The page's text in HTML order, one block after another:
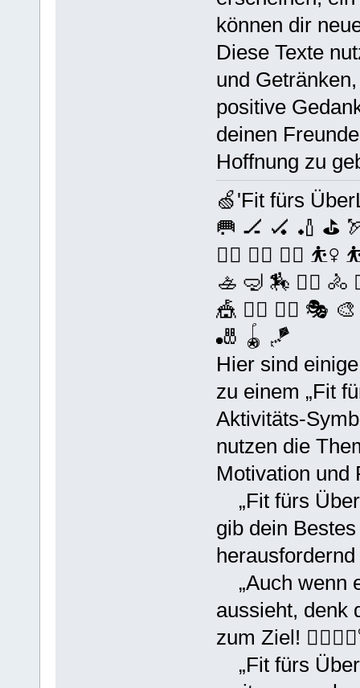
können dir
Diese Texte
und
positive
deinen
Hoffnung zu
🍏'Fit fürs
🥅 🏒 🏑 🏏 ⛳️
🤼‍♂️ 🤸‍♀️ 🤸‍♂️ ⛹️‍♀️
🚣 🤿 🏇 🚴‍♀️
🎪 🤹‍♀️ 🤹‍♂️ 🎭
🎳 🪀 🪁
Hier sind
zu einem „Fit
Aktivitäts-
nutzen die
Motivation und
„Fit fürs
gib dein
„Auch wenn
aussieht, denk
zum Ziel!
„Fit fürs